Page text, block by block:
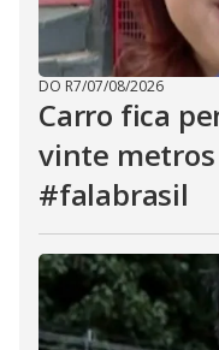
DO R7/07/08/2026
Carro fica
vinte
#falabrasil